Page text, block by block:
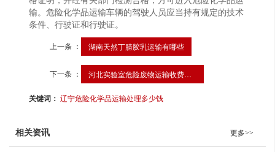
输。危险化学品运输车辆的驾驶人员应当持有规定的技术
条件、行驶证和行驶证。
上一条 ： 湖南天然丁腈胶乳运输有哪些
下一条 ： 河北实验室危险废物运输收费标准
关键词：辽宁危险化学品运输处理多少钱
相关资讯 更多>>